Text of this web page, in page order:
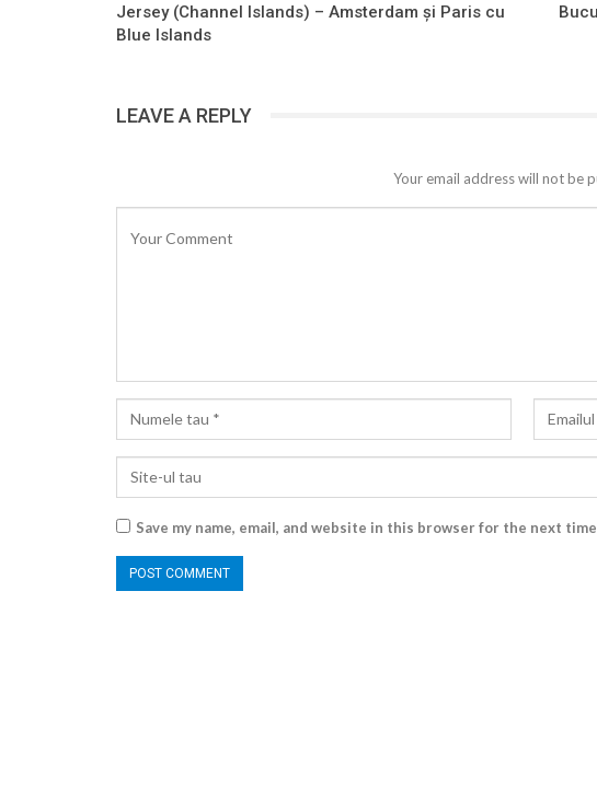
Jersey (Channel Islands) – Amsterdam şi Paris cu
Blue Islands
LEAVE A REPLY
Your email address will not be
Save my name, email, and website in this browser for the next